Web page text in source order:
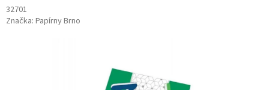
32701
Značka: Papírny Brno